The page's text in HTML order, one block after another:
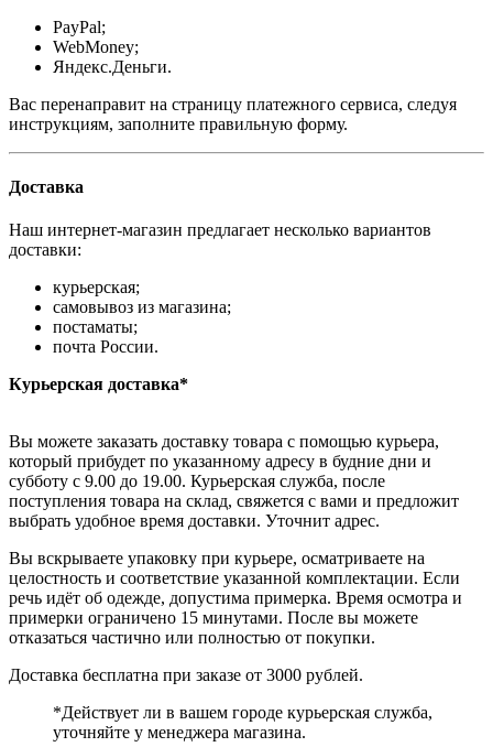
PayPal;
WebMoney;
Яндекс.Деньги.
Вас перенаправит на страницу платежного сервиса, следуя
инструкциям, заполните правильную форму.
Доставка
Наш интернет-магазин предлагает несколько вариантов
доставки:
курьерская;
самовывоз из магазина;
постаматы;
почта России.
Курьерская доставка*
Вы можете заказать доставку товара с помощью курьера,
который прибудет по указанному адресу в будние дни и
субботу с 9.00 до 19.00. Курьерская служба, после
поступления товара на склад, свяжется с вами и предложит
выбрать удобное время доставки. Уточнит адрес.
Вы вскрываете упаковку при курьере, осматриваете на
целостность и соответствие указанной комплектации. Если
речь идёт об одежде, допустима примерка. Время осмотра и
примерки ограничено 15 минутами. После вы можете
отказаться частично или полностью от покупки.
Доставка бесплатна при заказе от 3000 рублей.
*Действует ли в вашем городе курьерская служба,
уточняйте у менеджера магазина.